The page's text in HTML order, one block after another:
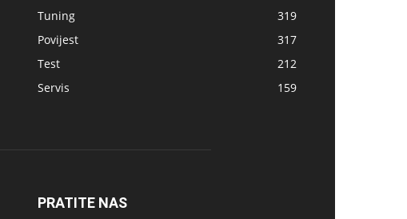
Tuning
319
Povijest
317
Test
212
Servis
159
PRATITE NAS